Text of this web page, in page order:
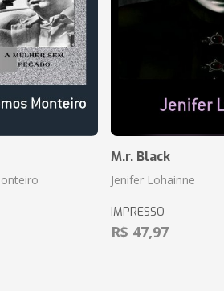
M.r. Black
Jenifer Lohainne
IMPRESSO
R$ 47,97